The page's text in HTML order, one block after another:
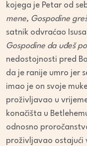
kojega je Petar od
mene, Gospodine
satnik odvraćao
Gospodine da uđeš
nedostojnosti pred
da je ranije umro jer
imao je on svoje
proživljavao u
konačišta u
odnosno
proživljavao ostajući